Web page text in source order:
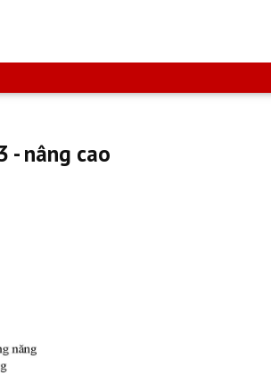
- nâng cao